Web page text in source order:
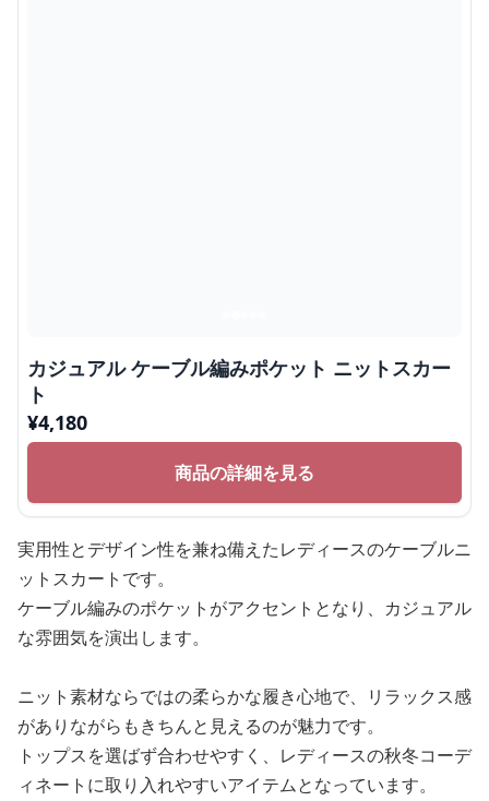
カジュアル ケーブル編みポケット ニットスカー
ト
¥4,180
商品の詳細を見る
実用性とデザイン性を兼ね備えたレディースのケーブルニ
ットスカートです。
ケーブル編みのポケットがアクセントとなり、カジュアル
な雰囲気を演出します。
ニット素材ならではの柔らかな履き心地で、リラックス感
がありながらもきちんと見えるのが魅力です。
トップスを選ばず合わせやすく、レディースの秋冬コーデ
ィネートに取り入れやすいアイテムとなっています。